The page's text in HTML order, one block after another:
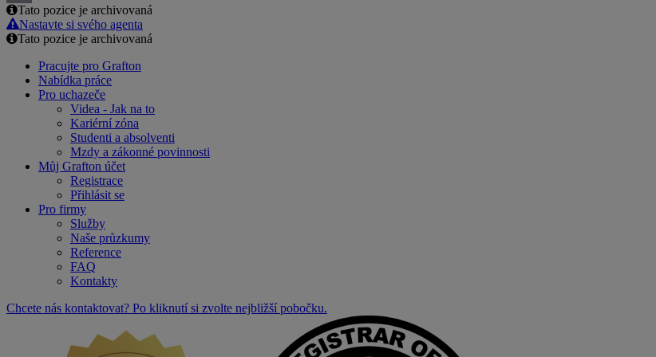
Email
Tato pozice je archivovaná
Nastavte si svého agenta
Tato pozice je archivovaná
Pracujte pro Grafton
Nabídka práce
Pro uchazeče
Videa - Jak na to
Kariérní zóna
Studenti a absolventi
Mzdy a zákonné povinnosti
Můj Grafton účet
Registrace
Přihlásit se
Pro firmy
Služby
Naše průzkumy
Reference
FAQ
Kontakty
Chcete nás kontaktovat? Po kliknutí si zvolte nejbližší pobočku.